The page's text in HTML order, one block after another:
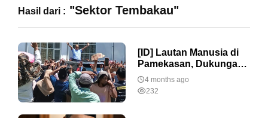
Hasil dari : "Sektor Tembakau"
[ID] Lautan Manusia di
Pamekasan, Dukungan
Masyarakat Tembakau,
Ombak Madura
4 months ago
232